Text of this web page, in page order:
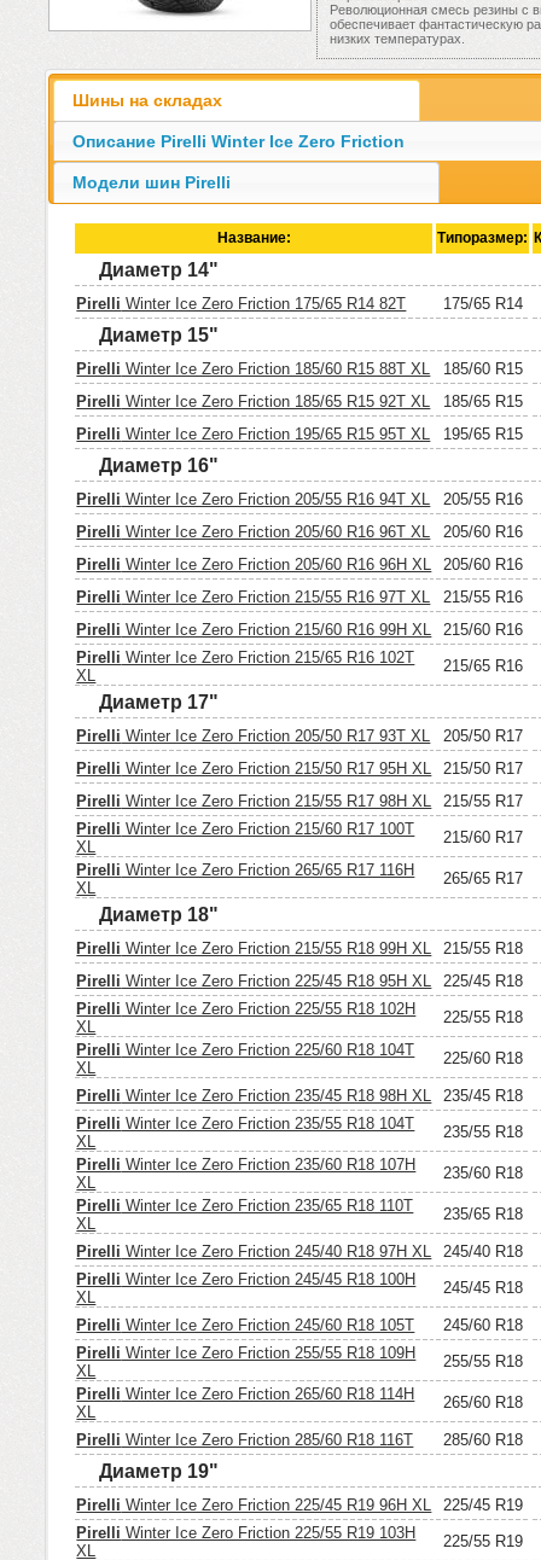
Революционная смесь резины с
обеспечивает фантастическую
низких температурах.
Шины на складах
Описание Pirelli Winter Ice Zero Friction
Модели шин Pirelli
Название: Типоразмер:
Диаметр 14"
Pirelli Winter Ice Zero Friction 175/65 R14 82T 175/65 R14
Диаметр 15"
Pirelli Winter Ice Zero Friction 185/60 R15 88T XL
185/60 R15
Pirelli Winter Ice Zero Friction 185/65 R15 92T XL
185/65 R15
Pirelli Winter Ice Zero Friction 195/65 R15 95T XL 195/65 R15
Диаметр 16"
Pirelli Winter Ice Zero Friction 205/55 R16 94T XL
205/55 R16
Pirelli Winter Ice Zero Friction 205/60 R16 96T XL
205/60 R16
Pirelli Winter Ice Zero Friction 205/60 R16 96H XL
205/60 R16
Pirelli Winter Ice Zero Friction 215/55 R16 97T XL
215/55 R16
Pirelli Winter Ice Zero Friction 215/60 R16 99H XL
215/60 R16
Pirelli Winter Ice Zero Friction 215/65 R16 102T
XL
215/65 R16
Диаметр 17"
Pirelli Winter Ice Zero Friction 205/50 R17 93T XL
205/50 R17
Pirelli Winter Ice Zero Friction 215/50 R17 95H XL
215/50 R17
Pirelli Winter Ice Zero Friction 215/55 R17 98H XL
215/55 R17
Pirelli Winter Ice Zero Friction 215/60 R17 100T
XL
215/60 R17
Pirelli Winter Ice Zero Friction 265/65 R17 116H
XL
265/65 R17
Диаметр 18"
Pirelli Winter Ice Zero Friction 215/55 R18 99H XL
215/55 R18
Pirelli Winter Ice Zero Friction 225/45 R18 95H XL
225/45 R18
Pirelli Winter Ice Zero Friction 225/55 R18 102H
XL
225/55 R18
Pirelli Winter Ice Zero Friction 225/60 R18 104T
XL
225/60 R18
Pirelli Winter Ice Zero Friction 235/45 R18 98H XL
235/45 R18
Pirelli Winter Ice Zero Friction 235/55 R18 104T
XL
235/55 R18
Pirelli Winter Ice Zero Friction 235/60 R18 107H
XL
235/60 R18
Pirelli Winter Ice Zero Friction 235/65 R18 110T
XL
235/65 R18
Pirelli Winter Ice Zero Friction 245/40 R18 97H XL
245/40 R18
Pirelli Winter Ice Zero Friction 245/45 R18 100H
XL
245/45 R18
Pirelli Winter Ice Zero Friction 245/60 R18 105T
245/60 R18
Pirelli Winter Ice Zero Friction 255/55 R18 109H
XL
255/55 R18
Pirelli Winter Ice Zero Friction 265/60 R18 114H
XL
265/60 R18
Pirelli Winter Ice Zero Friction 285/60 R18 116T 285/60 R18
Диаметр 19"
Pirelli Winter Ice Zero Friction 225/45 R19 96H XL
225/45 R19
Pirelli Winter Ice Zero Friction 225/55 R19 103H
XL
225/55 R19